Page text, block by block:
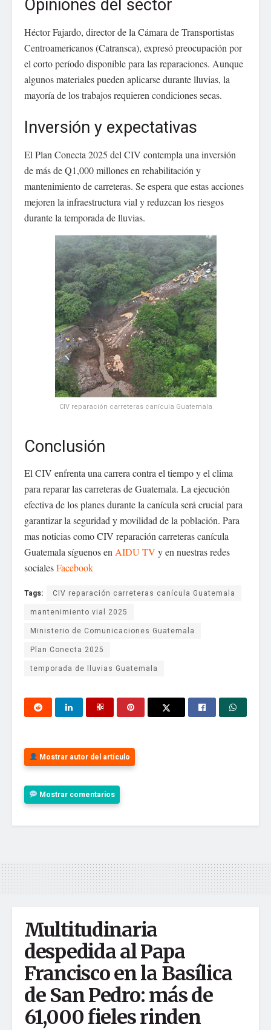
Opiniones del sector
Héctor Fajardo, director de la Cámara de Transportistas
Centroamericanos (Catransca), expresó preocupación por
el corto período disponible para las reparaciones. Aunque
algunos materiales pueden aplicarse durante lluvias, la
mayoría de los trabajos requieren condiciones secas.
Inversión y expectativas
El Plan Conecta 2025 del CIV contempla una inversión
de más de Q1,000 millones en rehabilitación y
mantenimiento de carreteras. Se espera que estas acciones
mejoren la infraestructura vial y reduzcan los riesgos
durante la temporada de lluvias.
CIV reparación carreteras canícula Guatemala
Conclusión
El CIV enfrenta una carrera contra el tiempo y el clima
para reparar las carreteras de Guatemala. La ejecución
efectiva de los planes durante la canícula será crucial para
garantizar la seguridad y movilidad de la población. Para
mas noticias como CIV reparación carreteras canícula
Guatemala síguenos en AIDU TV y en nuestras redes
socialesFacebook
Tags:
CIV reparación carreteras canícula Guatemala
mantenimiento vial 2025
Ministerio de Comunicaciones Guatemala
Plan Conecta 2025
temporada de lluvias Guatemala
Mostrar autor del artículo
La fábrica de contenido más grande del país
Mostrar comentarios
Tu dirección de correo electrónico no será publicada. Los
campos obligatorios están marcados con *
Comentario
Multitudinaria
despedida al Papa
Francisco en la Basílica
de San Pedro: más de
61,000 fieles rinden